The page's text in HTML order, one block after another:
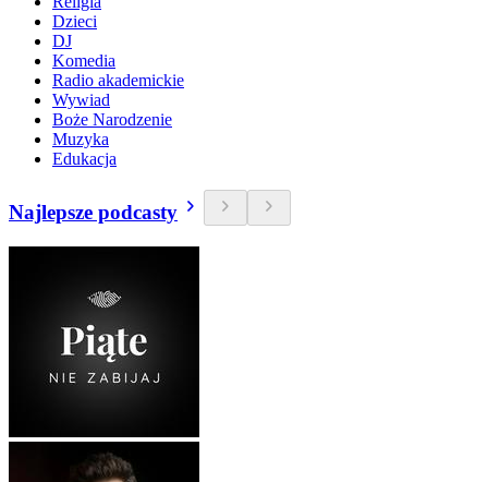
Dzieci
DJ
Komedia
Radio akademickie
Wywiad
Boże Narodzenie
Muzyka
Edukacja
Najlepsze podcasty